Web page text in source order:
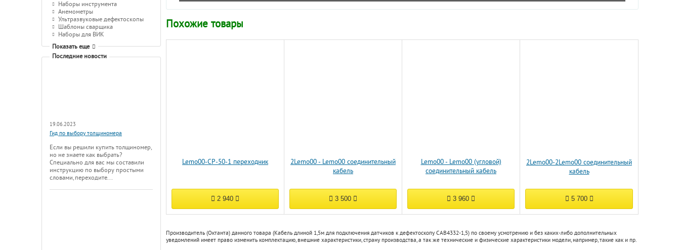
Наборы инструмента
Анемометры
Ультразвуковые дефектоскопы
Шаблоны сварщика
Наборы для ВИК
Показать еще
Последние новости
19.06.2023
Гид по выбору толщиномера
Если вы решили купить толщиномер,
но не знаете как выбрать?
Специально для вас мы составили
инструкцию по выбору простыми
словами, переходите...
Похожие товары
Lemo00-СР-50-1 переходник
2 940
2Lemo00 - Lemo00 соединительный
кабель
3 500
Lemo00 - Lemo00 (угловой)
соединительный кабель
3 960
2Lemo00-2Lemo00 соединительный
кабель
5 700
Производитель (Октанта) данного товара (Кабель длиной 1,5м для подключения датчиков к дефектоскопу CAB4332-1,5) по своему усмотрению и без каких-либо дополнительных
уведомлений имеет право изменить комплектацию, внешние характеристики, страну производства, а так же технические и физические характеристики модели, например, такие как и пр.